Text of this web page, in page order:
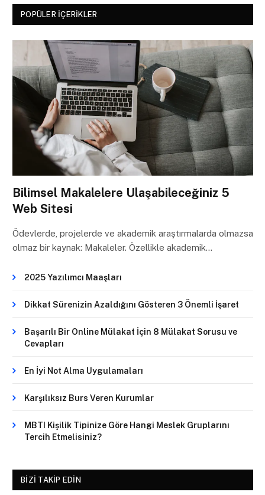
POPÜLER İÇERIKLER
Bilimsel Makalelere Ulaşabileceğiniz 5
Web Sitesi
Ödevlerde, projelerde ve akademik araştırmalarda olmazsa
olmaz bir kaynak: Makaleler. Özellikle akademik…
2025 Yazılımcı Maaşları
Dikkat Sürenizin Azaldığını Gösteren 3 Önemli İşaret
Başarılı Bir Online Mülakat İçin 8 Mülakat Sorusu ve
Cevapları
En İyi Not Alma Uygulamaları
Karşılıksız Burs Veren Kurumlar
MBTI Kişilik Tipinize Göre Hangi Meslek Gruplarını
Tercih Etmelisiniz?
BIZI TAKIP EDIN